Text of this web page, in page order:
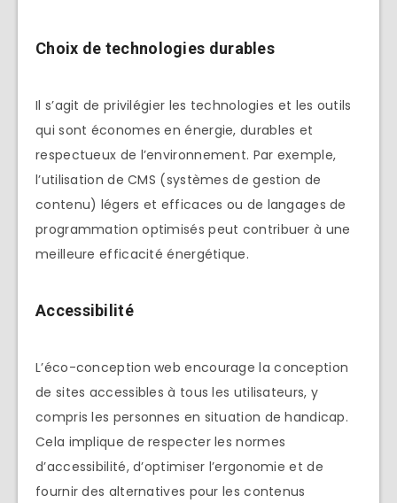
Choix de technologies durables
Il s’agit de privilégier les technologies et les outils
qui sont économes en énergie, durables et
respectueux de l’environnement. Par exemple,
l’utilisation de CMS (systèmes de gestion de
contenu) légers et efficaces ou de langages de
programmation optimisés peut contribuer à une
meilleure efficacité énergétique.
Accessibilité
L’éco-conception web encourage la conception
de sites accessibles à tous les utilisateurs, y
compris les personnes en situation de handicap.
Cela implique de respecter les normes
d’accessibilité, d’optimiser l’ergonomie et de
fournir des alternatives pour les contenus